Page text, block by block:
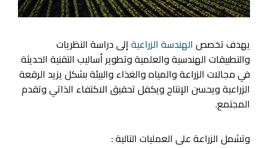
يهدف تخصص الهندسة الزراعيةإلى دراسة النظريات
والتطبيقات الهندسية والعلمية وتطوير أساليب التقنية الحديثة
في مجالات الزراعة والمياه والغذاء والبيئة بشكل يزيد الرقعة
الزراعية ويحسن الإنتاج ويكفل تحقيق الاكتفاء الذاتي وتقدم
المجتمع.
وتشمل الزراعة على العمليات التالية :